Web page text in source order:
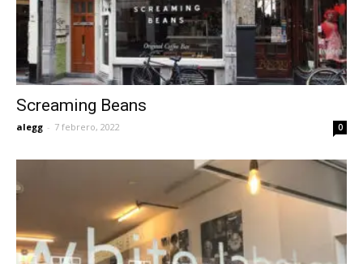
Screaming Beans
alegg - 7 febrero, 2022 0